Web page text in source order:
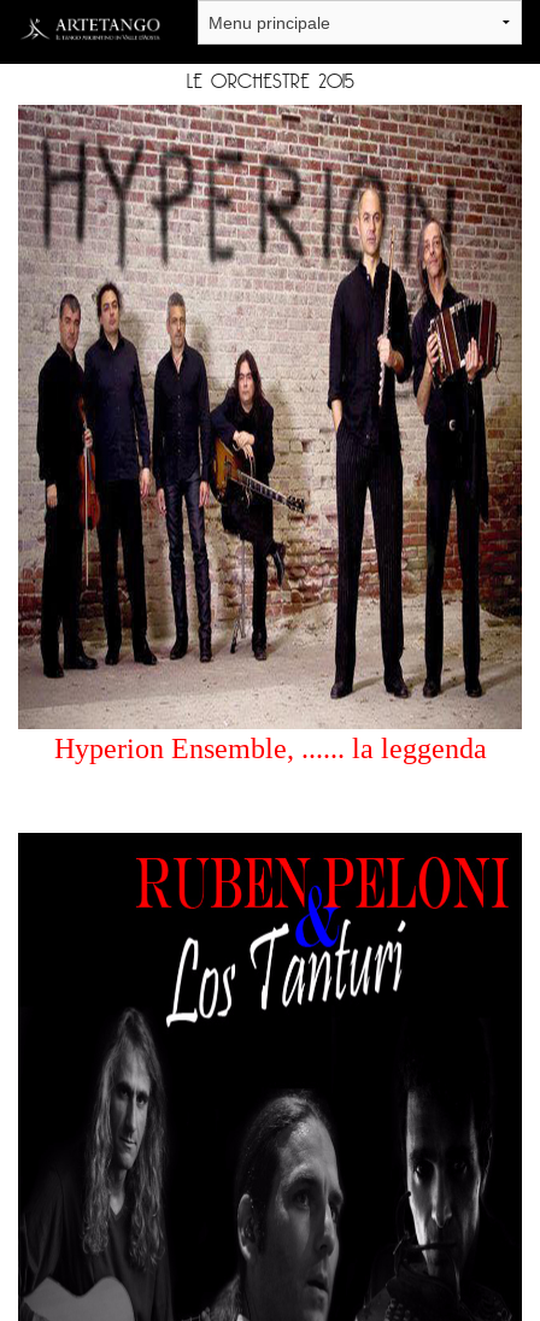
Salta al contenuto principale
LE ORCHESTRE 2015
Hyperion Ensemble, ...... la leggenda